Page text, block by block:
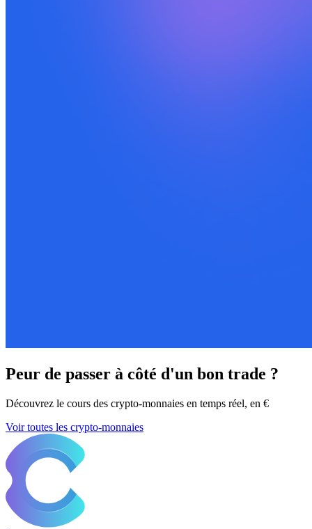
Peur de passer à côté d'un bon trade ?
Découvrez le cours des crypto-monnaies en temps réel, en €
Voir toutes les crypto-monnaies